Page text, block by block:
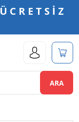
ÜCRETSİZ
ARA